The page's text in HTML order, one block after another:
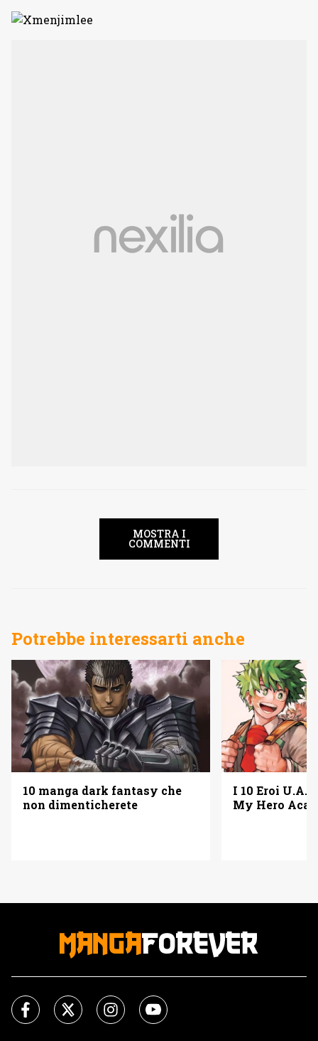
MOSTRA I
COMMENTI
Potrebbe interessarti anche
10 manga dark fantasy che
non dimenticherete
I 10 Eroi U.A.
My Hero